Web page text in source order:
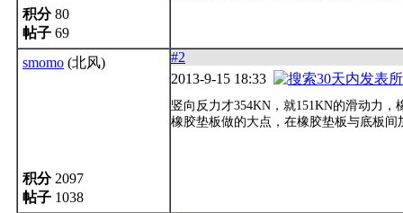
积分80
帖子 69
smomo (北风)
积分2097
帖子 1038
#2
2013-9-15 18:33
竖向反力才354KN，就151KN的滑动力
橡胶垫板做的大点，在橡胶垫板与底板